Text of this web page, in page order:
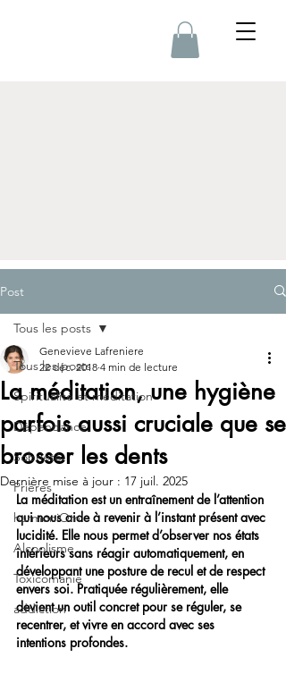
Post
Tous les posts
Spiritualité et méditation
Dépendance
Sobriété
Prières
harmoniOm
Alcoolisme
Toxicomanie
addiction
Tous les posts
La méditation, une hygiène
parfois aussi cruciale que se
brosser les dents
Genevieve Lafreniere
22 déc. 2018 4 min de lecture
Dernière mise à jour : 17 juil. 2025
La méditation est un entraînement de l’attention
qui nous aide à revenir à l’instant présent avec
lucidité. Elle nous permet d’observer nos états
intérieurs sans réagir automatiquement, en
développant une posture de recul et de respect
envers soi. Pratiquée régulièrement, elle
devient un outil concret pour se réguler, se
recentrer, et vivre en accord avec ses
intentions profondes.